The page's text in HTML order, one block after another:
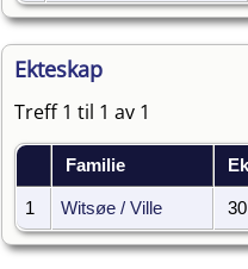
Ekteskap
Treff 1 til 1 av 1
Familie
1 Witsøe / Ville